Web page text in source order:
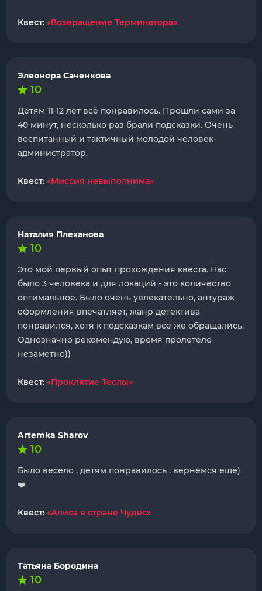
Квест: «Возвращение Терминатора»
Элеонора Саченкова
10
Детям 11-12 лет всё понравилось. Прошли сами за
40 минут, несколько раз брали подсказки. Очень
воспитанный и тактичный молодой человек-
администратор.
Квест: «Миссия невыполнима»
Наталия Плеханова
10
Это мой первый опыт прохождения квеста. Нас
было 3 человека и для локаций - это количество
оптимальное. Было очень увлекательно, антураж
оформления впечатляет, жанр детектива
понравился, хотя к подсказкам все же обращались.
Однозначно рекомендую, время пролетело
незаметно))
Квест: «Проклятие Теслы»
Artemka Sharov
10
Было весело , детям понравилось , вернёмся ещё)
❤️
Квест: «Алиса в стране Чудес»
Татьяна Бородина
10